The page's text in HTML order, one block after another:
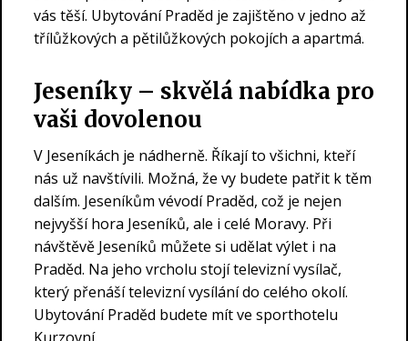
vás těší. Ubytování Praděd je zajištěno v jedno až
třílůžkových a pětilůžkových pokojích a apartmá.
Jeseníky – skvělá nabídka pro
vaši dovolenou
V Jeseníkách je nádherně. Říkají to všichni, kteří
nás už navštívili. Možná, že vy budete patřit k těm
dalším. Jeseníkům vévodí Praděd, což je nejen
nejvyšší hora Jeseníků, ale i celé Moravy. Při
návštěvě Jeseníků můžete si udělat výlet i na
Praděd. Na jeho vrcholu stojí televizní vysílač,
který přenáší televizní vysílání do celého okolí.
Ubytování Praděd budete mít ve sporthotelu